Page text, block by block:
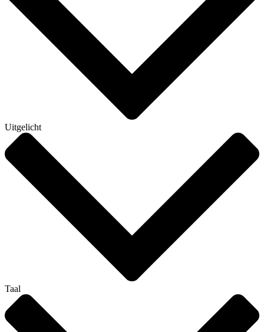
Uitgelicht
Taal